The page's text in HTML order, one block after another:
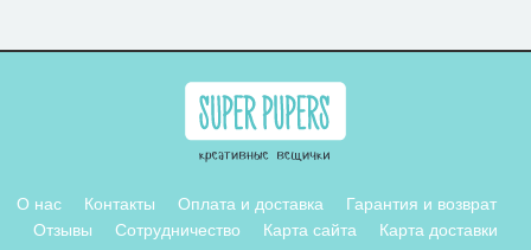
О нас Контакты Оплата и доставка
Гарантия и возврат
Отзывы
Сотрудничество Карта сайта Карта доставки